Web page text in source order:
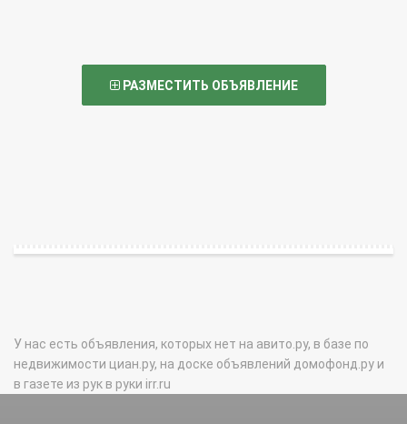
РАЗМЕСТИТЬ ОБЪЯВЛЕНИЕ
У нас есть объявления, которых нет на авито.ру, в базе по
недвижимости циан.ру, на доске объявлений домофонд.ру и
в газете из рук в руки irr.ru